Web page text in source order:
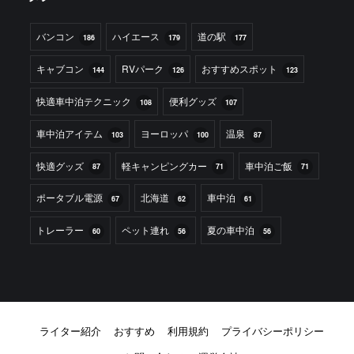
バンコン 186 ハイエース 179 道の駅 177
キャブコン 144 RVパーク 126 おすすめスポット 123
快適車中泊テクニック 108 便利グッズ 107
車中泊アイテム 103 ヨーロッパ 100 温泉 87
快適グッズ 87 軽キャンピングカー 71 車中泊ご飯 71
ポータブル電源 67 北海道 62 車中泊 61
トレーラー 60 ペット連れ 56 夏の車中泊 56
ライター紹介 おすすめ 利用規約
プライバシーポリシー